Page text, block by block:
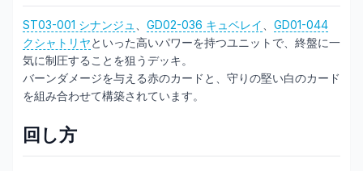
ST03-001 シナンジュ GD02-036 キュベレイ
GD01-044
クシャトリヤといった高いパワーを持つユニットで、終盤に一
気に制圧することを狙うデッキ。
バーンダメージを与える赤のカードと、守りの堅い白のカード
を組み合わせて構築されています。
回し方